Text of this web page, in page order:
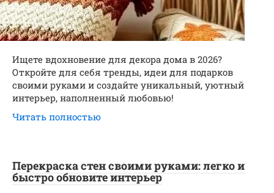
Ищете вдохновение для декора дома в 2026?
Откройте для себя тренды, идеи для подарков
своими руками и создайте уникальный, уютный
интерьер, наполненный любовью!
Читать полностью
Перекраска стен своими руками: легко и
быстро обновите интерьер